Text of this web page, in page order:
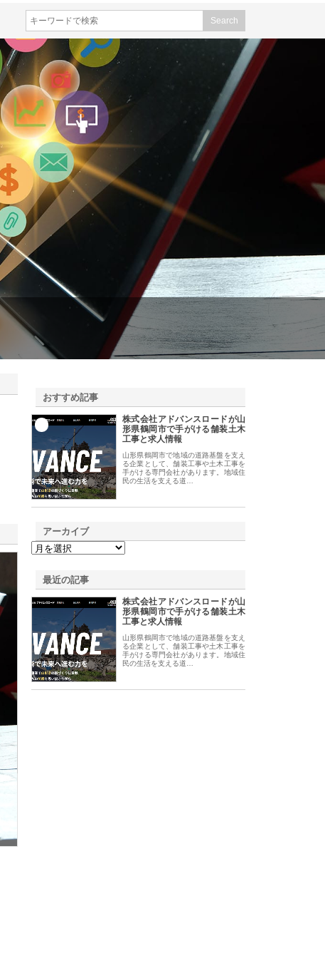
おすすめ記事
株式会社アドバンスロードが山
形県鶴岡市で手がける舗装土木
工事と求人情報
山形県鶴岡市で地域の道路基盤を支え
る企業として、舗装工事や土木工事を
手がける専門会社があります。地域住
民の生活を支える道…
アーカイブ
最近の記事
株式会社アドバンスロードが山
形県鶴岡市で手がける舗装土木
工事と求人情報
山形県鶴岡市で地域の道路基盤を支え
る企業として、舗装工事や土木工事を
手がける専門会社があります。地域住
民の生活を支える道…